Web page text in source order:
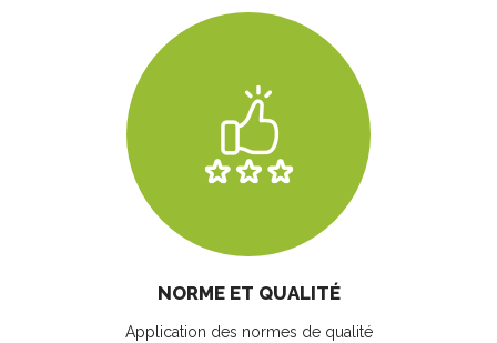
NORME ET QUALITÉ
Application des normes de qualité